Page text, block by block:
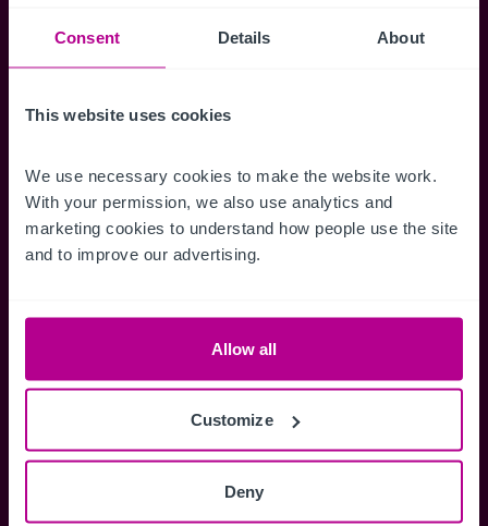
Consent Details About
This website uses cookies
We use necessary cookies to make the website work.
With your permission, we also use analytics and
marketing cookies to understand how people use the site
and to improve our advertising.
Allow all
Customize
Deny
Benachrichtigungen für neuen Objekten zu
erhalten.
Zugriff auf alle
Informationen
Erhalten Sie Zugriff auf alle
Mitglieder.
Speichern
und einfach
Anmelden